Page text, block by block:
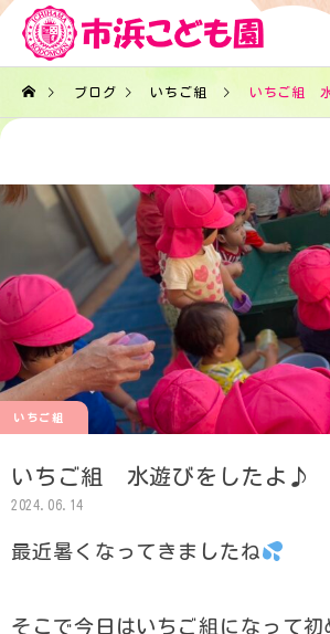
ブログ いちご組 いちご組
いちご組
いちご組 水遊びをしたよ♪
2024.06.14
最近暑くなってきましたね
そこで今日はいちご組になって初